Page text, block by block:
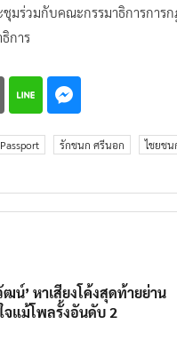
มร่วมกับคณะกรรมาธิการการ
การ
รักชนก ศรีนอก ไชยช
ฒน์’ หาเสียงโค้งสุดท้ายย่าน
จแม้โพลรั้งอันดับ 2